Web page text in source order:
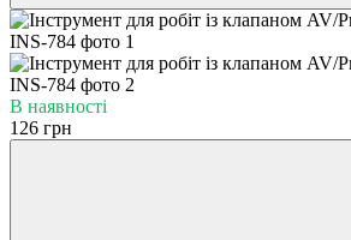
В наявності
126 грн